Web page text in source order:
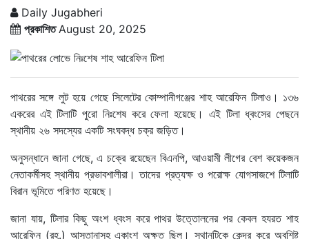
Daily Jugabheri
প্রকাশিতAugust 20, 2025
পাথরের সঙ্গে লুট হয়ে গেছে সিলেটের কোম্পানীগঞ্জের শাহ আরেফিন টিলাও। ১৩৬
একরের এই টিলাটি পুরো নিঃশেষ করে ফেলা হয়েছে। এই টিলা ধ্বংসের পেছনে
স্থানীয় ২৬ সদস্যের একটি সংঘবদ্ধ চক্র জড়িত।
অনুসন্ধানে জানা গেছে, এ চক্রে রয়েছেন বিএনপি, আওয়ামী লীগের বেশ কয়েকজন
নেতাকর্মীসহ স্থানীয় প্রভাবশালীরা। তাদের প্রত্যক্ষ ও পরোক্ষ যোগসাজশে টিলাটি
বিরান ভূমিতে পরিণত হয়েছে।
জানা যায়, টিলার কিছু অংশ ধ্বংস করে পাথর উত্তোলনের পর কেবল হযরত শাহ
আরেফিন (রহ.) আস্তানাসহ একাংশ অক্ষত ছিল। স্থানটিকে কেন্দ্র করে অবশিষ্ট